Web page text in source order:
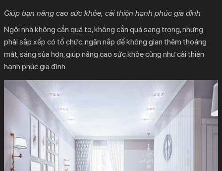
Giúp bạn nâng cao sức khỏe, cải thiện hạnh phúc gia đình
Ngôi nhà không cần quá to, không cần quá sang trọng, nhưng
phải sắp xếp có tổ chức, ngăn nắp để không gian thêm thoáng
mát, sáng sủa hơn, giúp nâng cao sức khỏe cũng như cải thiện
hạnh phúc gia đình.